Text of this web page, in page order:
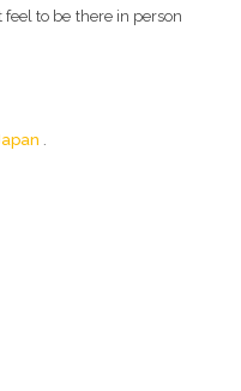
to be there in person